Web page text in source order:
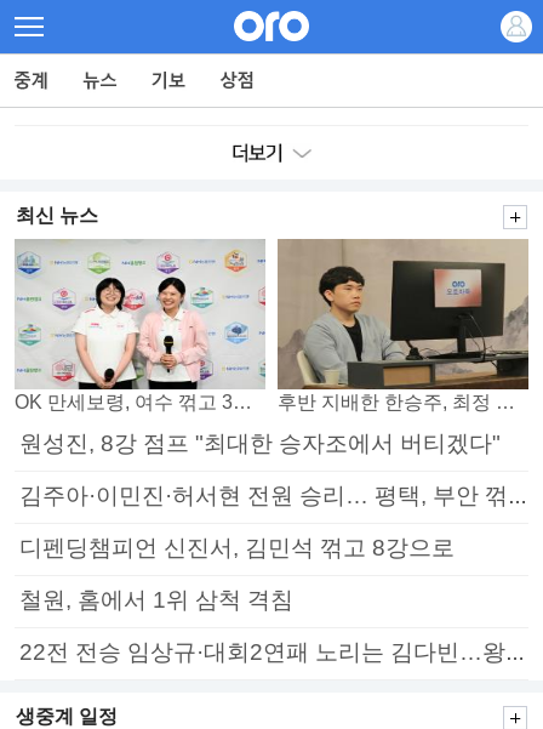
최신 뉴스
OK 만세보령, 여수 꺾고 3연패 탈출 후반 지배한 한승주, 최정 꺾고 8강 진출
원성진, 8강 점프 "최대한 승자조에서 버티겠다"
김주아·이민진·허서현 전원 승리… 평택, 부안 꺾고 5연승
디펜딩챔피언 신진서, 김민석 꺾고 8강으로
철원, 홈에서 1위 삼척 격침
22전 전승 임상규·대회2연패 노리는 김다빈…왕중왕전 16강 7일부터
생중계 일정